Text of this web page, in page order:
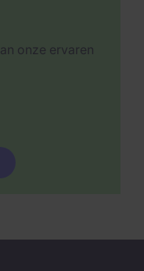
onze ervaren